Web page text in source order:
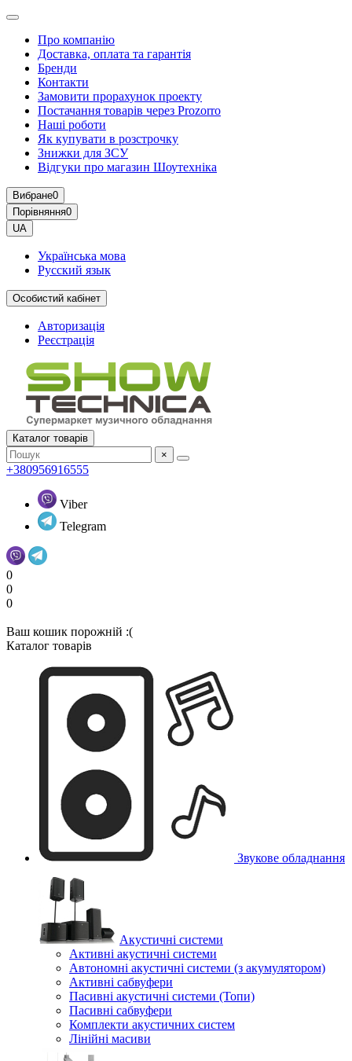
Про компанію
Доставка, оплата та гарантія
Бренди
Контакти
Замовити прорахунок проекту
Постачання товарів через Prozorro
Наші роботи
Як купувати в розстрочку
Знижки для ЗСУ
Відгуки про магазин Шоутехнiка
Вибране0
Порівняння0
UA
Українська мова
Русский язык
Особистий кабінет
Авторизація
Реєстрація
Каталог товарів
×
+380956916555
Viber
Telegram
0
0
0
Ваш кошик порожній :(
Каталог товарів
Звукове обладнання
Акустичні системи
Активні акустичні системи
Автономні акустичні системи (з акумулятором)
Активні сабвуфери
Пасивні акустичні системи (Топи)
Пасивні сабвуфери
Комплекти акустичних систем
Лінійні масиви